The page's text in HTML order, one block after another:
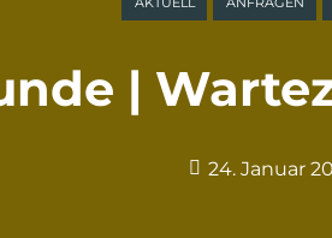
AKTUELL ANFRAGEN
|
24. Januar